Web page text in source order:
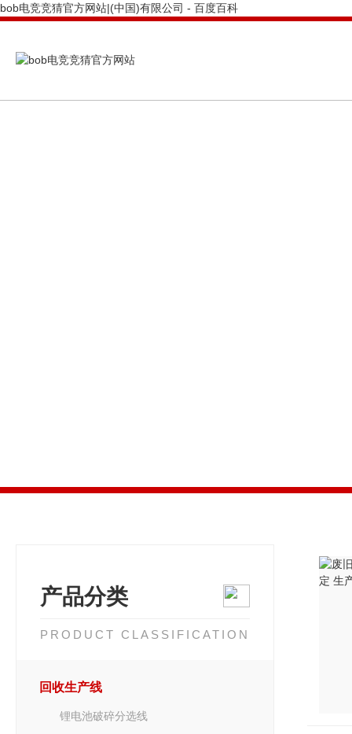
bob电竞竞猜官方网站|(中国)有限公司 - 百度百科
产品分类
PRODUCT CLASSIFICATION
回收生产线
锂电池破碎分选线